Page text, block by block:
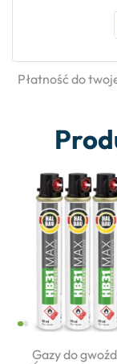
Płatność do
Gazy do